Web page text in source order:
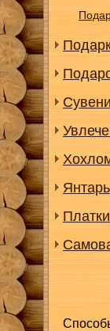
Янтарь
Платки